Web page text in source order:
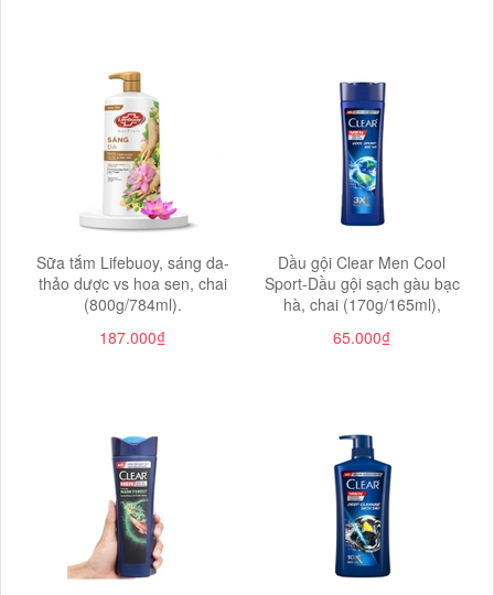
Sữa tắm Lifebuoy, sáng da-
thảo dược vs hoa sen, chai
(800g/784ml).
187.000₫
Dầu gội Clear Men Cool
Sport-Dầu gội sạch gàu bạc
hà, chai (170g/165ml),
65.000₫